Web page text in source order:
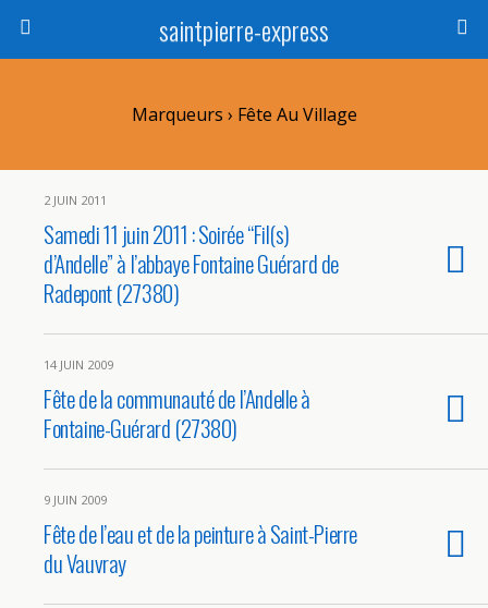
saintpierre-express
Marqueurs › Fête Au Village
2 JUIN 2011
Samedi 11 juin 2011 : Soirée “Fil(s)
d’Andelle” à l’abbaye Fontaine Guérard de
Radepont (27380)
14 JUIN 2009
Fête de la communauté de l’Andelle à
Fontaine-Guérard (27380)
9 JUIN 2009
Fête de l’eau et de la peinture à Saint-Pierre
du Vauvray